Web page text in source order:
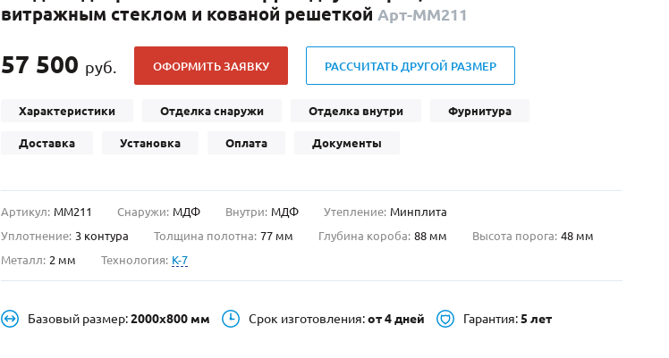
С отбойником(91)
С импостами (73)
С витражами (11)
В современном стиле
Нестандартные(479)
С фрамугой(265)
4-го класса защиты (499)
Полуторапольные
витражным стеклом и кованой решеткой Арт-ММ211
57 500 руб. ОФОРМИТЬ ЗАЯВКУ РАССЧИТАТЬ ДРУГОЙ РАЗМЕР
Характеристики Отделка снаружи Отделка внутри Фурнитура
Доставка Установка Оплата Документы
Артикул: ММ211 Снаружи: МДФ Внутри: МДФ Утепление: Минплита
Уплотнение: 3 контура Толщина полотна: 77 мм Глубина короба: 88 мм Высота порога: 48 мм
Металл: 2 мм Технология: K-7
Базовый размер:2000х800 мм Срок изготовления:от 4 дней Гарантия:5 лет